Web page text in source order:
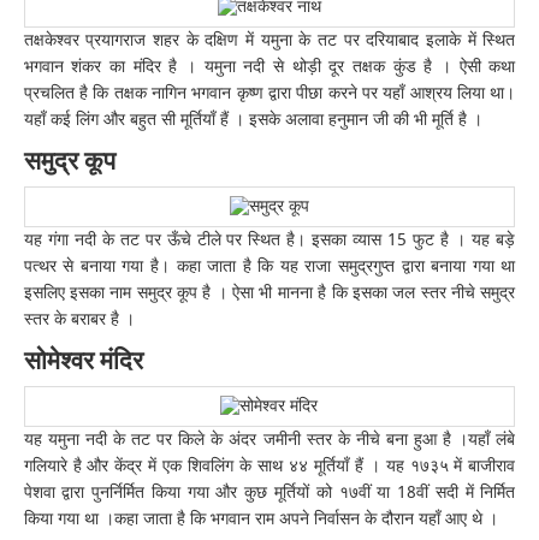
तक्षकेश्वर प्रयागराज शहर के दक्षिण में यमुना के तट पर दरियाबाद इलाके में स्थित
भगवान शंकर का मंदिर है । यमुना नदी से थोड़ी दूर तक्षक कुंड है । ऐसी कथा
प्रचलित है कि तक्षक नागिन भगवान कृष्ण द्वारा पीछा करने पर यहाँ आश्रय लिया था।
यहाँ कई लिंग और बहुत सी मूर्तियाँ हैं । इसके अलावा हनुमान जी की भी मूर्ति है ।
समुद्र कूप
यह गंगा नदी के तट पर ऊँचे टीले पर स्थित है। इसका व्यास 15 फुट है । यह बड़े
पत्थर से बनाया गया है। कहा जाता है कि यह राजा समुद्रगुप्त द्वारा बनाया गया था
इसलिए इसका नाम समुद्र कूप है । ऐसा भी मानना है कि इसका जल स्तर नीचे समुद्र
स्तर के बराबर है ।
सोमेश्वर मंदिर
यह यमुना नदी के तट पर किले के अंदर जमीनी स्तर के नीचे बना हुआ है ।यहाँ लंबे
गलियारे है और केंद्र में एक शिवलिंग के साथ ४४ मूर्तियाँ हैं । यह १७३५ में बाजीराव
पेशवा द्वारा पुनर्निर्मित किया गया और कुछ मूर्तियों को १७वीं या 18वीं सदी में निर्मित
किया गया था ।कहा जाता है कि भगवान राम अपने निर्वासन के दौरान यहाँ आए थे ।